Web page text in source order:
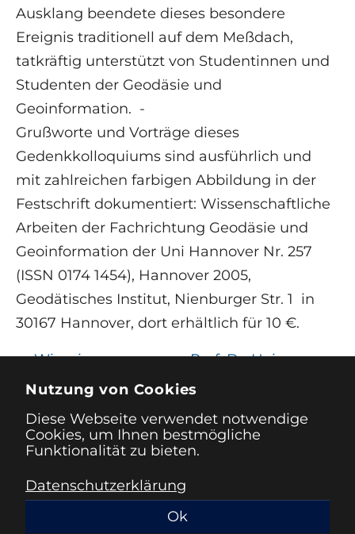
Nutzung von Cookies
Diese Webseite verwendet notwendige
Cookies, um Ihnen bestmögliche
Funktionalität zu bieten.
Datenschutzerklärung
Ok
Ausklang beendete dieses besondere
Ereignis traditionell auf dem Meßdach,
tatkräftig unterstützt von Studentinnen und
Studenten der Geodäsie und
Geoinformation. -
Grußworte und Vorträge dieses
Gedenkkolloquiums sind ausführlich und
mit zahlreichen farbigen Abbildung in der
Festschrift dokumentiert: Wissenschaftliche
Arbeiten der Fachrichtung Geodäsie und
Geoinformation der Uni Hannover Nr. 257
(ISSN 0174 1454), Hannover 2005,
Geodätisches Institut, Nienburger Str. 1 in
30167 Hannover, dort erhältlich für 10 €.
←Wir erinnern an
Professor Dr.-Ing. Walter
Prof. Dr. Heinz
Draheim zum 90.
Impressum